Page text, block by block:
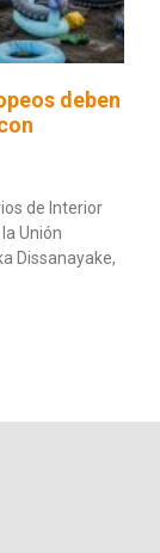
deben
de Interior
Unión
Dissanayake,